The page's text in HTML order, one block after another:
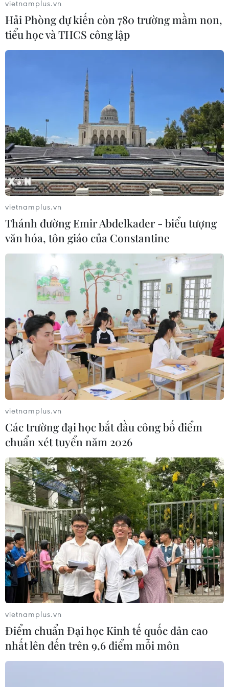
Cảm xúc của người dân khi xem Tổng
duyệt diễu binh, diễu hành: Hạnh phúc,
xúc động, tự hào
27/04/2025 07:55
Chứng kiến lễ Tổng duyệt cấp Nhà nước diễu binh, diễu
hành, người dân đều bày tỏ cảm xúc chung là xúc
động, tự hào và niềm tin mạnh mẽ vào sự phát triển của
đất nước.
Người dân nô nức đổ về xem tổng
duyệt diễu binh ở Thành phố Hồ Chí Minh
27/04/2025 05:03
Sáng sớm 27/4, khắp các ngả đường Thành phố Hồ
Chí Minh ngập tràn sắc đỏ của buổi tổng duyệt diễu
binh, diễu hành kỷ niệm 50 năm Ngày Giải phóng miền
Nam, thống nhất đất nước.
vietnamplus.vn
Hải Phòng dự kiến còn 780 trường mầm non,
tiểu học và THCS công lập
vietnamplus.vn
Thánh đường Emir Abdelkader - biểu tượng
văn hóa, tôn giáo của Constantine
vietnamplus.vn
Các trường đại học bắt đầu công bố điểm
chuẩn xét tuyển năm 2026
vietnamplus.vn
Điểm chuẩn Đại học Kinh tế quốc dân cao
nhất lên đến trên 9,6 điểm mỗi môn